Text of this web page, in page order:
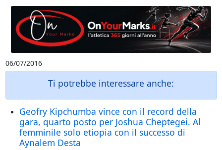
06/07/2016
Ti potrebbe interessare anche:
Geofry Kipchumba vince con il record della
gara, quarto posto per Joshua Cheptegei. Al
femminile solo etiopia con il successo di
Aynalem Desta